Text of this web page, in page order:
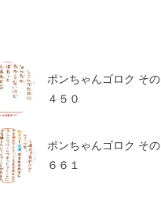
ポンちゃんゴロク その
４５０
ポンちゃんゴロク その
６６１